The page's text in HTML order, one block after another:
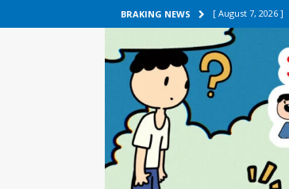
BRAKING NEWS [ August 7, 2026 ]
သတင်းကဏ္ဍ
[ August 7, 2026 ]
UNCATEGORIZED
[ August 6, 2026 ]
[ August 6, 2026 ]